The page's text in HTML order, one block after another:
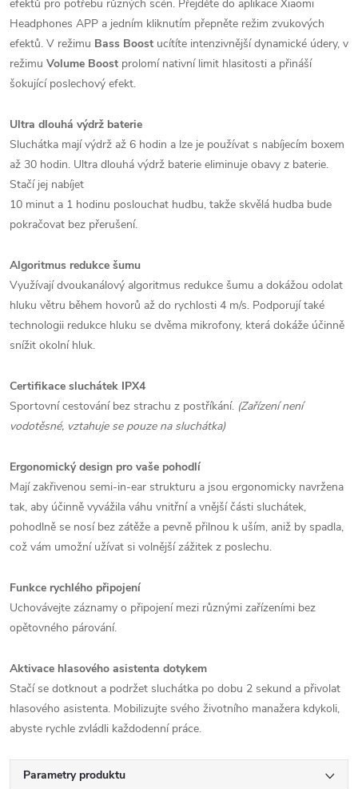
efektů pro potřebu různých scén. Přejděte do aplikace Xiaomi
Headphones APP a jedním kliknutím přepněte režim zvukových
efektů. V režimu Bass Boost ucítíte intenzivnější dynamické údery, v
režimu Volume Boost prolomí nativní limit hlasitosti a přináší
šokující poslechový efekt.
Ultra dlouhá výdrž baterie
Sluchátka mají výdrž až 6 hodin a lze je používat s nabíjecím boxem
až 30 hodin. Ultra dlouhá výdrž baterie eliminuje obavy z baterie.
Stačí jej nabíjet
10 minut a 1 hodinu poslouchat hudbu, takže skvělá hudba bude
pokračovat bez přerušení.
Algoritmus redukce šumu
Využívají dvoukanálový algoritmus redukce šumu a dokážou odolat
hluku větru během hovorů až do rychlosti 4 m/s. Podporují také
technologii redukce hluku se dvěma mikrofony, která dokáže účinně
snížit okolní hluk.
Certifikace sluchátek IPX4
Sportovní cestování bez strachu z postříkání. (Zařízení není
vodotěsné, vztahuje se pouze na sluchátka)
Ergonomický design pro vaše pohodlí
Mají zakřivenou semi-in-ear strukturu a jsou ergonomicky navržena
tak, aby účinně vyvážila váhu vnitřní a vnější části sluchátek,
pohodlně se nosí bez zátěže a pevně přilnou k uším, aniž by spadla,
což vám umožní užívat si volnější zážitek z poslechu.
Funkce rychlého připojení
Uchovávejte záznamy o připojení mezi různými zařízeními bez
opětovného párování.
Aktivace hlasového asistenta dotykem
Stačí se dotknout a podržet sluchátka po dobu 2 sekund a přivolat
hlasového asistenta. Mobilizujte svého životního manažera kdykoli,
abyste rychle zvládli každodenní práce.
Parametry produktu